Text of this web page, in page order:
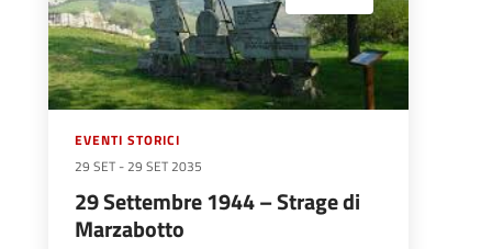
EVENTI STORICI
29 SET -29 SET 2035
29 Settembre 1944 – Strage di
Marzabotto